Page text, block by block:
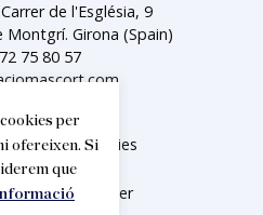
de l'Església, 9
Montgrí. Girona (Spain)
75 80 57
Política de cookies
Twitter
per
ofereixen. Si
que